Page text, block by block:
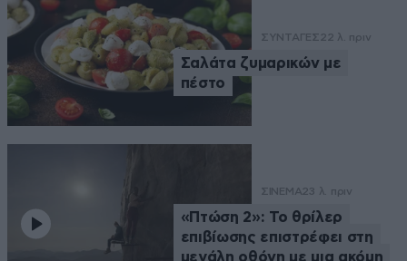
ΣΥΝΤΑΓΕΣ 22 λ. πριν
Σαλάτα ζυμαρικών με
πέστο
ΣΙΝΕΜΑ23 λ. πριν
«Πτώση 2»: Το θρίλερ
επιβίωσης επιστρέφει στη
μεγάλη οθόνη με μια ακόμη